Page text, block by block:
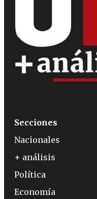
Secciones
Nacionales
+ análisis
Política
Economía